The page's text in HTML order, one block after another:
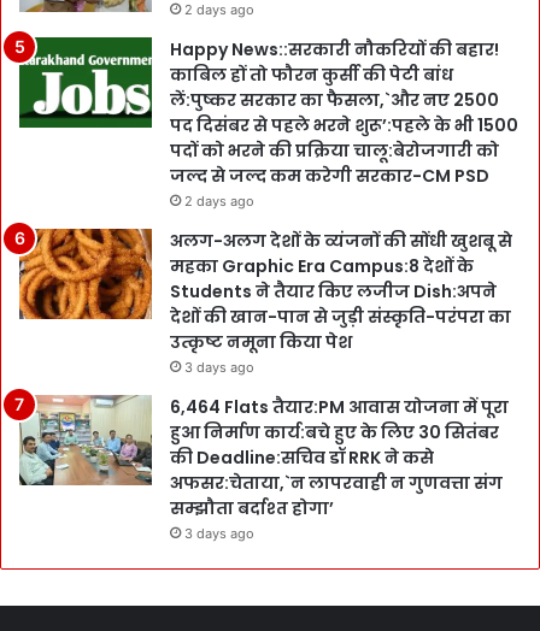
2 days ago
Happy News::सरकारी नौकरियों की बहार!
काबिल हों तो फौरन कुर्सी की पेटी बांध
लें:पुष्कर सरकार का फैसला,`और नए 2500
पद दिसंबर से पहले भरने शुरू’:पहले के भी 1500
पदों को भरने की प्रक्रिया चालू:बेरोजगारी को
जल्द से जल्द कम करेगी सरकार-CM PSD
2 days ago
अलग-अलग देशों के व्यंजनों की सोंधी खुशबू से
महका Graphic Era Campus:8 देशों के
Students ने तैयार किए लजीज Dish:अपने
देशों की खान-पान से जुड़ी संस्कृति-परंपरा का
उत्कृष्ट नमूना किया पेश
3 days ago
6,464 Flats तैयार:PM आवास योजना में पूरा
हुआ निर्माण कार्य:बचे हुए के लिए 30 सितंबर
की Deadline:सचिव डॉ RRK ने कसे
अफसर:चेताया,`न लापरवाही न गुणवत्ता संग
सम्झौता बर्दाश्त होगा’
3 days ago